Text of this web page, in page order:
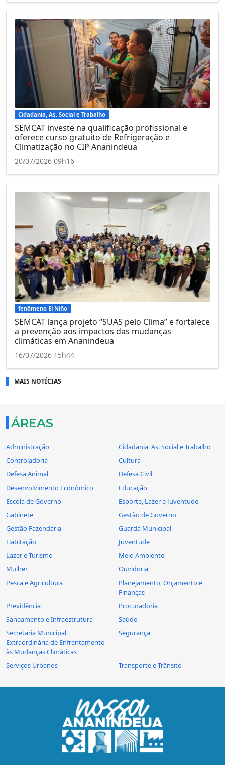
Cidadania, As. Social e Trabalho
SEMCAT investe na qualificação profissional e
oferece curso gratuito de Refrigeração e
Climatização no CIP Ananindeua
20/07/2026 09h16
fenômeno El Niño
SEMCAT lança projeto “SUAS pelo Clima” e fortalece
a prevenção aos impactos das mudanças
climáticas em Ananindeua
16/07/2026 15h44
MAIS NOTÍCIAS
ÁREAS
Administração
Cidadania, As. Social e Trabalho
Controladoria
Cultura
Defesa Animal
Defesa Civil
Desenvolvimento Econômico
Educação
Escola de Governo
Esporte, Lazer e Juventude
Gabinete
Gestão de Governo
Gestão Fazendária
Guarda Municipal
Habitação
Juventude
Lazer e Turismo
Meio Ambiente
Mulher
Ouvidoria
Pesca e Agricultura
Planejamento, Orçamento e
Finanças
Previdência
Procuradoria
Saneamento e Infraestrutura
Saúde
Secretaria Municipal
Extraordinária de Enfrentamento
às Mudanças Climáticas
Segurança
Serviços Urbanos Transporte e Trânsito